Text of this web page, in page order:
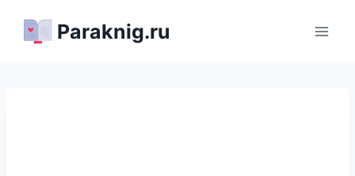
Paraknig.ru